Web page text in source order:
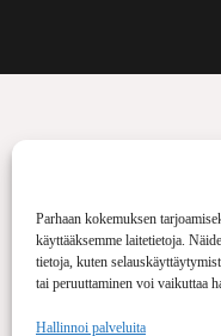
Parhaan kokemuksen
käyttääksemme laitetietoja.
tietoja, kuten
tai peruuttaminen voi vaikuttaa
Hallinnoi palveluita